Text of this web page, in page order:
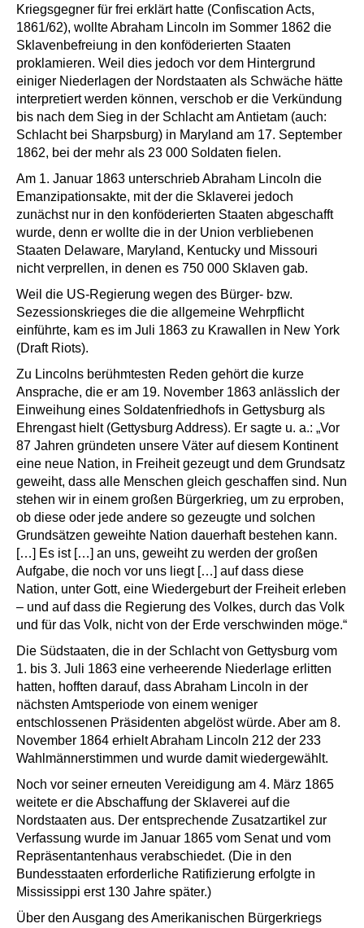
Kriegsgegner für frei erklärt hatte (Confiscation Acts,
1861/62), wollte Abraham Lincoln im Sommer 1862 die
Sklavenbefreiung in den konföderierten Staaten
proklamieren. Weil dies jedoch vor dem Hintergrund
einiger Niederlagen der Nordstaaten als Schwäche hätte
interpretiert werden können, verschob er die Verkündung
bis nach dem Sieg in der Schlacht am Antietam (auch:
Schlacht bei Sharpsburg) in Maryland am 17. September
1862, bei der mehr als 23 000 Soldaten fielen.
Am 1. Januar 1863 unterschrieb Abraham Lincoln die
Emanzipationsakte, mit der die Sklaverei jedoch
zunächst nur in den konföderierten Staaten abgeschafft
wurde, denn er wollte die in der Union verbliebenen
Staaten Delaware, Maryland, Kentucky und Missouri
nicht verprellen, in denen es 750 000 Sklaven gab.
Weil die US-Regierung wegen des Bürger- bzw.
Sezessionskrieges die die allgemeine Wehrpflicht
einführte, kam es im Juli 1863 zu Krawallen in New York
(Draft Riots).
Zu Lincolns berühmtesten Reden gehört die kurze
Ansprache, die er am 19. November 1863 anlässlich der
Einweihung eines Soldatenfriedhofs in Gettysburg als
Ehrengast hielt (Gettysburg Address). Er sagte u. a.: „Vor
87 Jahren gründeten unsere Väter auf diesem Kontinent
eine neue Nation, in Freiheit gezeugt und dem Grundsatz
geweiht, dass alle Menschen gleich geschaffen sind. Nun
stehen wir in einem großen Bürgerkrieg, um zu erproben,
ob diese oder jede andere so gezeugte und solchen
Grundsätzen geweihte Nation dauerhaft bestehen kann.
[…] Es ist […] an uns, geweiht zu werden der großen
Aufgabe, die noch vor uns liegt […] auf dass diese
Nation, unter Gott, eine Wiedergeburt der Freiheit erleben
– und auf dass die Regierung des Volkes, durch das Volk
und für das Volk, nicht von der Erde verschwinden möge.“
Die Südstaaten, die in der Schlacht von Gettysburg vom
1. bis 3. Juli 1863 eine verheerende Niederlage erlitten
hatten, hofften darauf, dass Abraham Lincoln in der
nächsten Amtsperiode von einem weniger
entschlossenen Präsidenten abgelöst würde. Aber am 8.
November 1864 erhielt Abraham Lincoln 212 der 233
Wahlmännerstimmen und wurde damit wiedergewählt.
Noch vor seiner erneuten Vereidigung am 4. März 1865
weitete er die Abschaffung der Sklaverei auf die
Nordstaaten aus. Der entsprechende Zusatzartikel zur
Verfassung wurde im Januar 1865 vom Senat und vom
Repräsentantenhaus verabschiedet. (Die in den
Bundesstaaten erforderliche Ratifizierung erfolgte in
Mississippi erst 130 Jahre später.)
Über den Ausgang des Amerikanischen Bürgerkriegs